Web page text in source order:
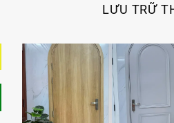
LƯU TRỮ